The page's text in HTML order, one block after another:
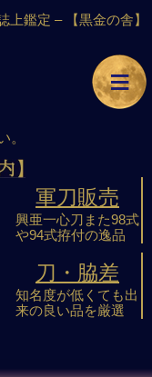
≡
上鑑定 – 【黒金の舎】
。
軍刀販売
興亜一心刀また98式
や94式拵付の逸品
刀・脇差
知名度が低くても出
来の良い品を厳選